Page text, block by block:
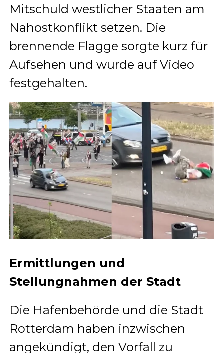
Mitschuld westlicher Staaten am
Nahostkonflikt setzen. Die
brennende Flagge sorgte kurz für
Aufsehen und wurde auf Video
festgehalten.
Ermittlungen und
Stellungnahmen der Stadt
Die Hafenbehörde und die Stadt
Rotterdam haben inzwischen
angekündigt, den Vorfall zu